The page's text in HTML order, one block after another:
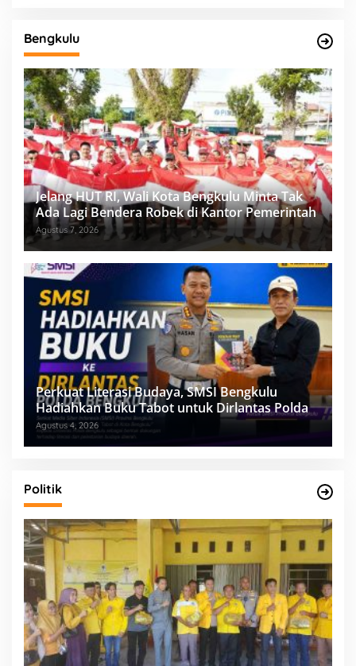
Bengkulu
Jelang HUT RI, Wali Kota Bengkulu Minta Tak
Ada Lagi Bendera Robek di Kantor Pemerintah
Agustus 7, 2026
Perkuat Literasi Budaya, SMSI Bengkulu
Hadiahkan Buku Tabot untuk Dirlantas Polda
Agustus 4, 2026
Politik